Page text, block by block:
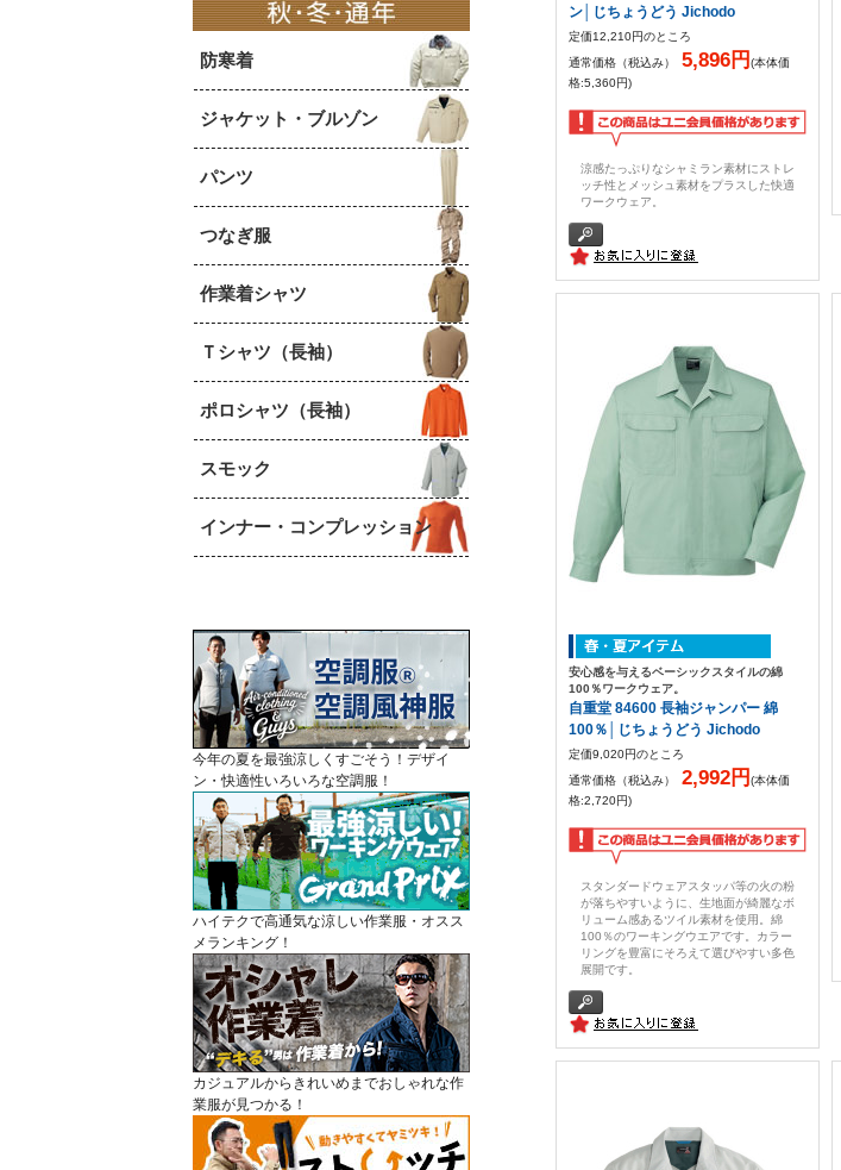
防寒着
ジャケット・ブルゾン
パンツ
つなぎ服
作業着シャツ
Ｔシャツ（長袖）
ポロシャツ（長袖）
スモック
インナー・コンプレッション
今年の夏を最強涼しくすごそう！デザイ
ン・快適性いろいろな空調服！
ハイテクで高通気な涼しい作業服・オスス
メランキング！
カジュアルからきれいめまでおしゃれな作
業服が見つかる！
ン│じちょうどう Jichodo
定価12,210円のところ
通常価格（税込み）
5,896円(本体価
格:5,360円)
涼感たっぷりなシャミラン素材にストレ
ッチ性とメッシュ素材をプラスした快適
ワークウェア。
安心感を与えるベーシックスタイルの綿
100％ワークウェア。
自重堂 84600 長袖ジャンパー 綿
100％│じちょうどう Jichodo
定価9,020円のところ
通常価格（税込み）
2,992円(本体価
格:2,720円)
スタンダードウェアスタッパ等の火の粉
が落ちやすいように、生地面が綺麗なボ
リューム感あるツイル素材を使用。綿
100％のワーキングウエアです。カラー
リングを豊富にそろえて選びやすい多色
展開です。